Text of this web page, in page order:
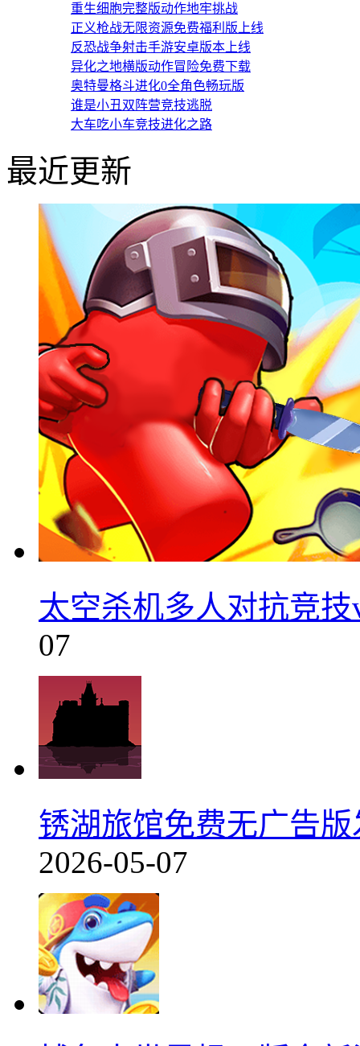
重生细胞完整版动作地牢挑战
正义枪战无限资源免费福利版上线
反恐战争射击手游安卓版本上线
异化之地横版动作冒险免费下载
奥特曼格斗进化0全角色畅玩版
谁是小丑双阵营竞技逃脱
大车吃小车竞技进化之路
最近更新
太空杀机多人对抗竞
07
锈湖旅馆免费无广告
2026-05-07